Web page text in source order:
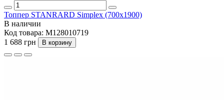
Топпер STANRARD Simplex (700x1900)
В наличии
Код товара: M128010719
1 688 грн
В корзину